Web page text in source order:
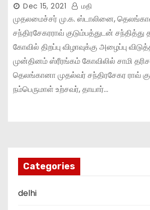
Dec 15, 2021 மதி
முதலமைச்சர் மு.க. ஸ்டாலினை,
சந்திரசேகரராவ் குடும்பத்துடன் சந்தித்து
கோவில் திறப்பு விழாவுக்கு அழைப்பு
முன்தினம் ஸ்ரீரங்கம் கோவிலில் சாமி
தெலங்கானா முதல்வர் சந்திரசேகர ராவ்
நம்பெருமாள் உற்சவர், தாயார்…
Categories
delhi